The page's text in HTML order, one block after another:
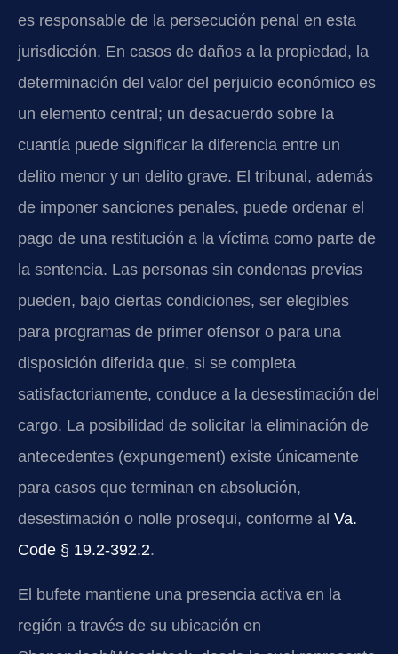
es responsable de la persecución penal en esta
jurisdicción. En casos de daños a la propiedad, la
determinación del valor del perjuicio económico es
un elemento central; un desacuerdo sobre la
cuantía puede significar la diferencia entre un
delito menor y un delito grave. El tribunal, además
de imponer sanciones penales, puede ordenar el
pago de una restitución a la víctima como parte de
la sentencia. Las personas sin condenas previas
pueden, bajo ciertas condiciones, ser elegibles
para programas de primer ofensor o para una
disposición diferida que, si se completa
satisfactoriamente, conduce a la desestimación del
cargo. La posibilidad de solicitar la eliminación de
antecedentes (expungement) existe únicamente
para casos que terminan en absolución,
desestimación o nolle prosequi, conforme al Va.
Code § 19.2-392.2.
El bufete mantiene una presencia activa en la
región a través de su ubicación en